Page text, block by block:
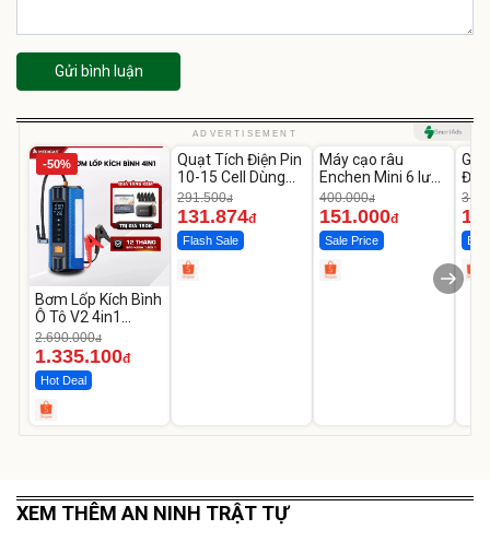
Gửi bình luận
ADVERTISEMENT
-50%
Bơm Lốp Kích Bình
Ô Tô V2 4in1
MEDICAR –
12.000mAh
2.690.000đ
1.335.100đ
Hot Deal
-54%
Unmute
Quạt Tích Điện Pin
10-15 Cell Dùng
Liên Tục 4-8H
291.500đ
131.874đ
Flash Sale
-62%
Máy cạo râu
Enchen Mini 6 lưỡi
dao kép mỏng
400.000đ
151.000đ
Sale Price
Đùi
XEM THÊM AN NINH TRẬT TỰ